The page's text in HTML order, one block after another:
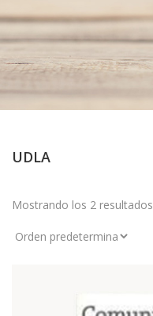
UDLA
Mostrando los 2 resultados